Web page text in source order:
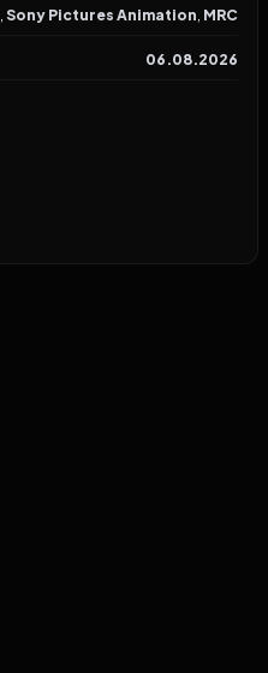
, Sony Pictures Animation, MRC
06.08.2026